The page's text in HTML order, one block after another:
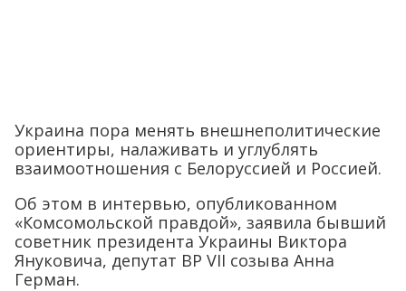
Украина пора менять внешнеполитические
ориентиры, налаживать и углублять
взаимоотношения с Белоруссией и Россией.
Об этом в интервью, опубликованном
«Комсомольской правдой», заявила бывший
советник президента Украины Виктора
Януковича, депутат ВР VII созыва Анна
Герман.